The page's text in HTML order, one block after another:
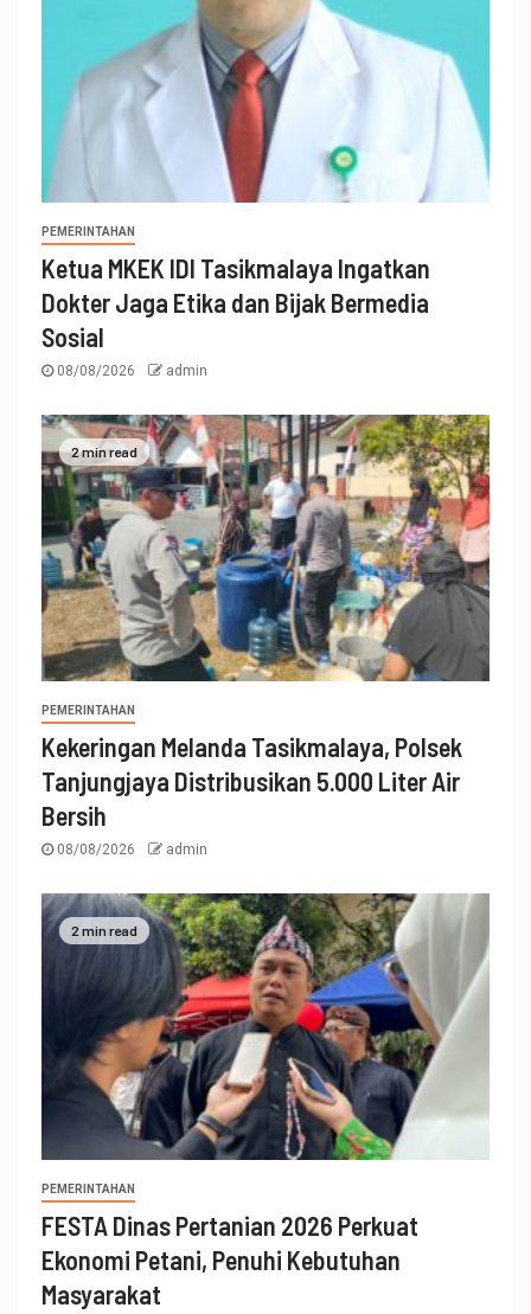
PEMERINTAHAN
Ketua MKEK IDI Tasikmalaya Ingatkan
Dokter Jaga Etika dan Bijak Bermedia
Sosial
08/08/2026 admin
2 min read
PEMERINTAHAN
Kekeringan Melanda Tasikmalaya, Polsek
Tanjungjaya Distribusikan 5.000 Liter Air
Bersih
08/08/2026 admin
2 min read
PEMERINTAHAN
FESTA Dinas Pertanian 2026 Perkuat
Ekonomi Petani, Penuhi Kebutuhan
Masyarakat